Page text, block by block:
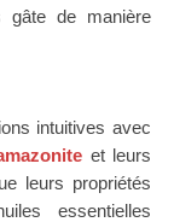
gâte de manière
intuitives avec
et leurs
leurs propriétés
essentielles